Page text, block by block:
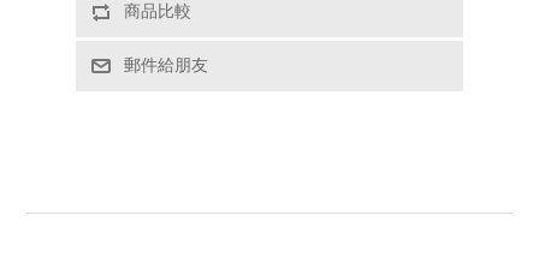
商品比較
郵件給朋友